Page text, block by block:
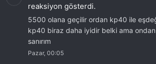
reaksiyon gösterdi.
5500 olana geçilir ordan kp40 ile
kp40 biraz daha iyidir belki ama
sanırım
Pazar, 00:05